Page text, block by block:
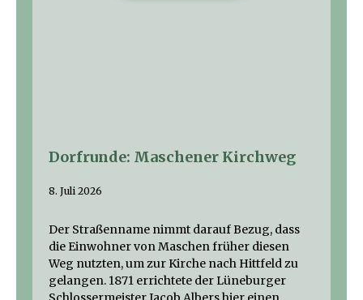
Dorfrunde: Maschener Kirchweg
8. Juli 2026
Der Straßenname nimmt darauf Bezug, dass
die Einwohner von Maschen früher diesen
Weg nutzten, um zur Kirche nach Hittfeld zu
gelangen. 1871 errichtete der Lüneburger